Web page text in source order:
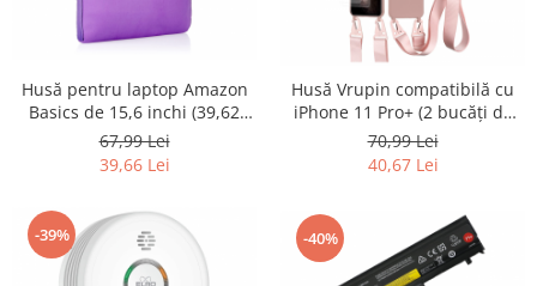
Sporturi acvatice
Sporturi de interior
TV, Audio & Foto
Aparate Foto & Accesorii
Audio HI-FI & Profesionale
Camere video si sport
Drone si Accesorii
Home Cinema & Audio
Playere, Boxe & Casti
Husă pentru laptop Amazon
Basics de 15,6 inchi (39,62
cm), violet - RESIGILAT
67,99 Lei
39,66 Lei
Husă Vrupin compatibilă cu
iPhone 11 Pro+ (2 bucăți de
protecție pentru ecran) -
RESIGILAT
70,99 Lei
40,67 Lei
-39% -40%